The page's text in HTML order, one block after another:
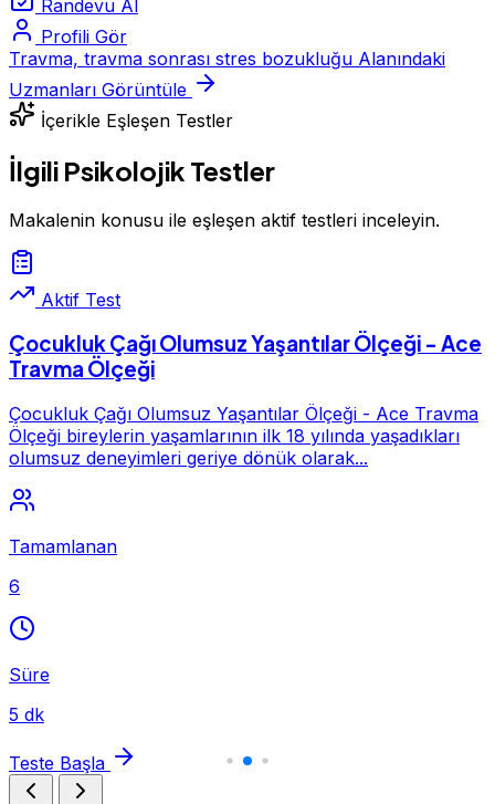
Randevu Al
Profili Gör
Travma, travma sonrası stres bozukluğu Alanındaki
Uzmanları Görüntüle
İçerikle Eşleşen Testler
İlgili Psikolojik Testler
Makalenin konusu ile eşleşen aktif testleri inceleyin.
Aktif Test
Çocukluk Çağı Olumsuz Yaşantılar Ölçeği - Ace
Travma Ölçeği
Çocukluk Çağı Olumsuz Yaşantılar Ölçeği - Ace Travma
Ölçeği bireylerin yaşamlarının ilk 18 yılında yaşadıkları
olumsuz deneyimleri geriye dönük olarak...
Tamamlanan
6
Süre
5 dk
Teste Başla